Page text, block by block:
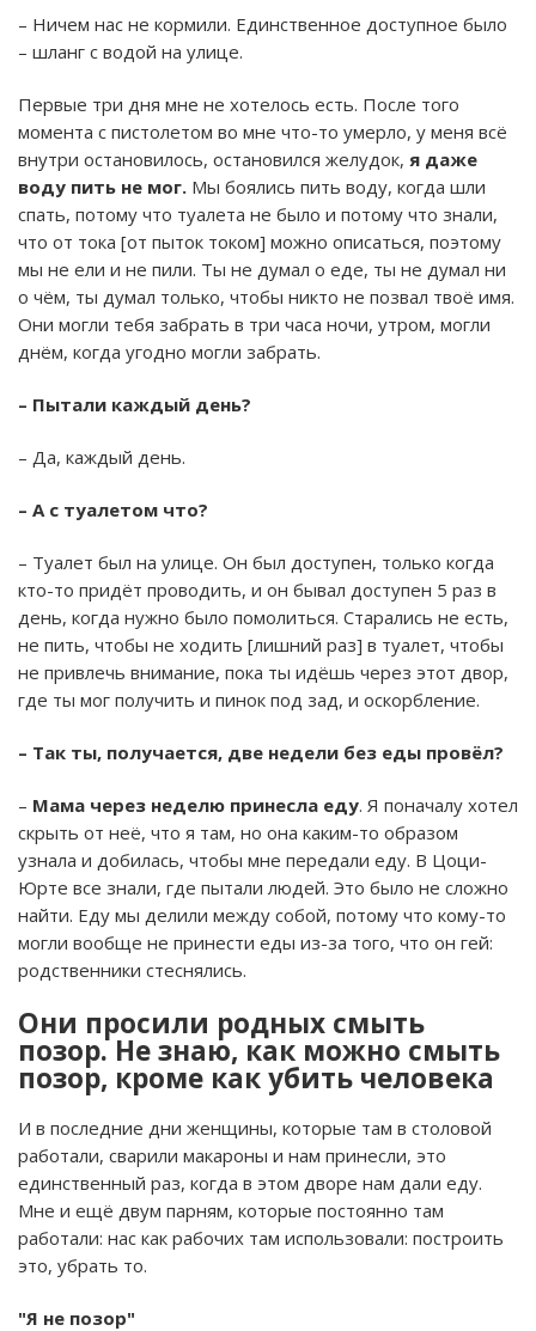
– Ничем нас не кормили. Единственное доступное было
– шланг с водой на улице.
Первые три дня мне не хотелось есть. После того
момента с пистолетом во мне что-то умерло, у меня всё
внутри остановилось, остановился желудок, я даже
воду пить не мог. Мы боялись пить воду, когда шли
спать, потому что туалета не было и потому что знали,
что от тока [от пыток током] можно описаться, поэтому
мы не ели и не пили. Ты не думал о еде, ты не думал ни
о чём, ты думал только, чтобы никто не позвал твоё имя.
Они могли тебя забрать в три часа ночи, утром, могли
днём, когда угодно могли забрать.
– Пытали каждый день?
– Да, каждый день.
– А с туалетом что?
– Туалет был на улице. Он был доступен, только когда
кто-то придёт проводить, и он бывал доступен 5 раз в
день, когда нужно было помолиться. Старались не есть,
не пить, чтобы не ходить [лишний раз] в туалет, чтобы
не привлечь внимание, пока ты идёшь через этот двор,
где ты мог получить и пинок под зад, и оскорбление.
– Так ты, получается, две недели без еды провёл?
– Мама через неделю принесла еду. Я поначалу хотел
скрыть от неё, что я там, но она каким-то образом
узнала и добилась, чтобы мне передали еду. В Цоци-
Юрте все знали, где пытали людей. Это было не сложно
найти. Еду мы делили между собой, потому что кому-то
могли вообще не принести еды из-за того, что он гей:
родственники стеснялись.
Они просили родных смыть
позор. Не знаю, как можно смыть
позор, кроме как убить человека
И в последние дни женщины, которые там в столовой
работали, сварили макароны и нам принесли, это
единственный раз, когда в этом дворе нам дали еду.
Мне и ещё двум парням, которые постоянно там
работали: нас как рабочих там использовали: построить
это, убрать то.
"Я не позор"